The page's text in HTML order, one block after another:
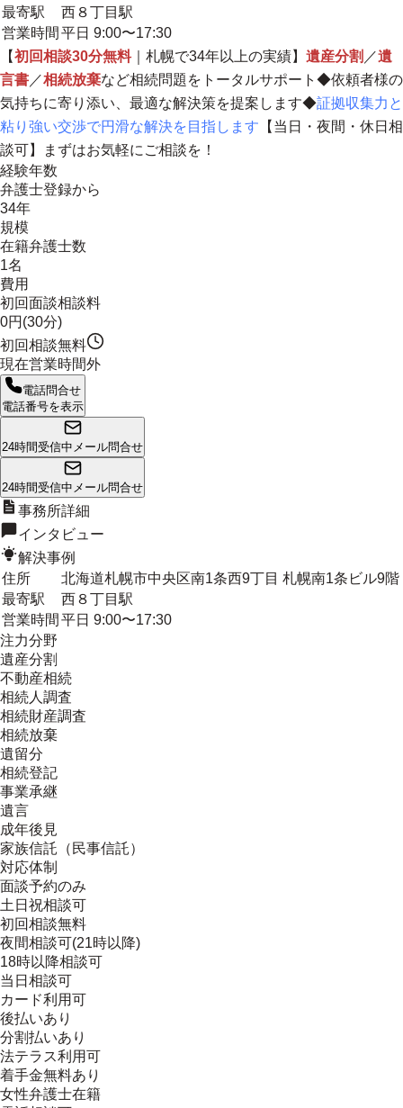
最寄駅
西８丁目駅
営業時間 平日 9:00〜17:30
【初回相談30分無料｜ 札幌で34年以上の実績】 遺産分割 ／遺
言書 ／相続放棄など相続問題をトータルサポート◆依頼者様の
気持ちに寄り添い、最適な解決策を提案します◆証拠収集力と
粘り強い交渉で円滑な解決を目指します 【当日・夜間・休日相
談可】まずはお気軽にご相談を！
経験年数
弁護士登録から
34年
規模
在籍弁護士数
1名
費用
初回面談相談料
0円(30分)
初回相談無料
現在営業時間外
電話問合せ
電話番号を表示
24時間受信中 メール問合せ
24時間受信中 メール問合せ
事務所詳細
インタビュー
解決事例
住所
北海道札幌市中央区南1条西9丁目 札幌南1条ビル9階
最寄駅
西８丁目駅
営業時間 平日 9:00〜17:30
注力分野
遺産分割
不動産相続
相続人調査
相続財産調査
相続放棄
遺留分
相続登記
事業承継
遺言
成年後見
家族信託（民事信託）
対応体制
面談予約のみ
土日祝相談可
初回相談無料
夜間相談可(21時以降)
18時以降相談可
当日相談可
カード利用可
後払いあり
分割払いあり
法テラス利用可
着手金無料あり
女性弁護士在籍